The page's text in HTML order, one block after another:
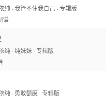
纯 · 我管不住我自己 · 专辑版
谱
纯 · 纯妹妹 · 专辑版
纯 · 勇敢额度 · 专辑版